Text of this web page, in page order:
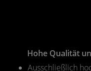
Hohe Qualität
Ausschließlich